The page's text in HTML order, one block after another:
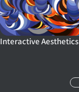
Interactive Aesthetics